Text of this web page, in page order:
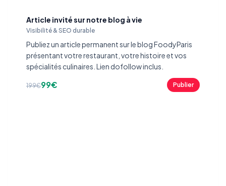
Article invité sur notre blog à vie
Visibilité & SEO durable
Publiez un article permanent sur le blog FoodyParis
présentant votre restaurant, votre histoire et vos
spécialités culinaires. Lien dofollow inclus.
199€99€ Publier